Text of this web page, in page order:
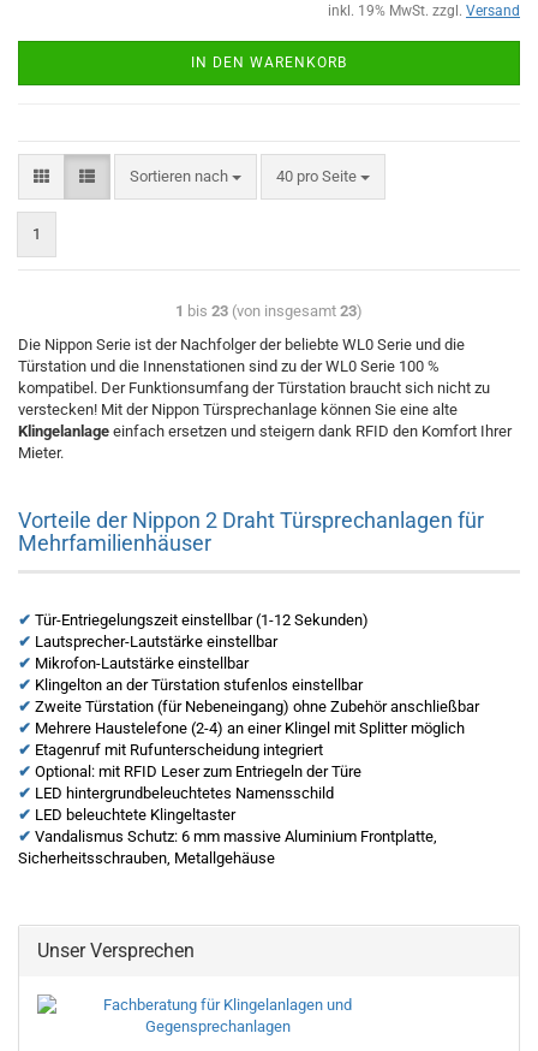
inkl. 19% MwSt. zzgl. Versand
IN DEN WARENKORB
Sortieren nach 40 pro Seite
1
1 bis 23 (von insgesamt 23)
Die Nippon Serie ist der Nachfolger der beliebte WL0 Serie und die
Türstation und die Innenstationen sind zu der WL0 Serie 100 %
kompatibel. Der Funktionsumfang der Türstation braucht sich nicht zu
verstecken! Mit der Nippon Türsprechanlage können Sie eine alte
Klingelanlage einfach ersetzen und steigern dank RFID den Komfort Ihrer
Mieter.
Vorteile der Nippon 2 Draht Türsprechanlagen für
Mehrfamilienhäuser
✔ Tür-Entriegelungszeit einstellbar (1-12 Sekunden)
✔ Lautsprecher-Lautstärke einstellbar
✔ Mikrofon-Lautstärke einstellbar
✔ Klingelton an der Türstation stufenlos einstellbar
✔ Zweite Türstation (für Nebeneingang) ohne Zubehör anschließbar
✔ Mehrere Haustelefone (2-4) an einer Klingel mit Splitter möglich
✔ Etagenruf mit Rufunterscheidung integriert
✔ Optional: mit RFID Leser zum Entriegeln der Türe
✔ LED hintergrundbeleuchtetes Namensschild
✔ LED beleuchtete Klingeltaster
✔ Vandalismus Schutz: 6 mm massive Aluminium Frontplatte,
Sicherheitsschrauben, Metallgehäuse
Unser Versprechen